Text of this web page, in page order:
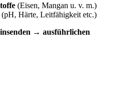
(Eisen, Mangan u. v. m.)
Härte, Leitfähigkeit etc.)
→ ausführlichen